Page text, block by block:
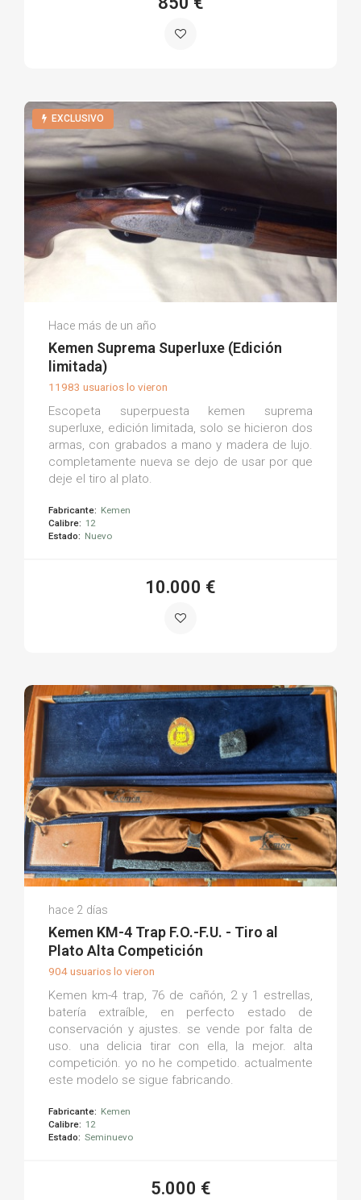
EXCLUSIVO
David Q.
Hace más de un año
Kemen Suprema Superluxe (Edición
limitada)
11983 usuarios lo vieron
Escopeta superpuesta kemen suprema
superluxe, edición limitada, solo se hicieron dos
armas, con grabados a mano y madera de lujo.
completamente nueva se dejo de usar por que
deje el tiro al plato.
Fabricante: Kemen
Calibre: 12
Estado: Nuevo
10.000 €
Juan Carlos U.
hace 2 días
Kemen KM-4 Trap F.O.-F.U. - Tiro al
Plato Alta Competición
904 usuarios lo vieron
Kemen km-4 trap, 76 de cañón, 2 y 1 estrellas,
batería extraíble, en perfecto estado de
conservación y ajustes. se vende por falta de
uso. una delicia tirar con ella, la mejor. alta
competición. yo no he competido. actualmente
este modelo se sigue fabricando.
Fabricante: Kemen
Calibre: 12
Estado: Seminuevo
5.000 €